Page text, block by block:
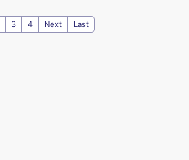
3 4 Next Last